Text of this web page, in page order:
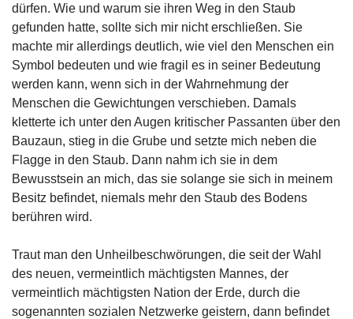
dürfen. Wie und warum sie ihren Weg in den Staub
gefunden hatte, sollte sich mir nicht erschließen. Sie
machte mir allerdings deutlich, wie viel den Menschen ein
Symbol bedeuten und wie fragil es in seiner Bedeutung
werden kann, wenn sich in der Wahrnehmung der
Menschen die Gewichtungen verschieben. Damals
kletterte ich unter den Augen kritischer Passanten über den
Bauzaun, stieg in die Grube und setzte mich neben die
Flagge in den Staub. Dann nahm ich sie in dem
Bewusstsein an mich, das sie solange sie sich in meinem
Besitz befindet, niemals mehr den Staub des Bodens
berühren wird.
Traut man den Unheilbeschwörungen, die seit der Wahl
des neuen, vermeintlich mächtigsten Mannes, der
vermeintlich mächtigsten Nation der Erde, durch die
sogenannten sozialen Netzwerke geistern, dann befindet